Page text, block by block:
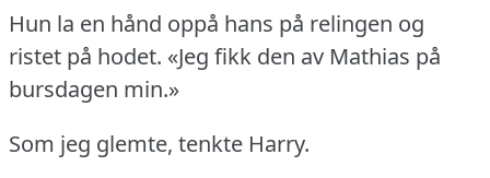
Hun la en hånd oppå hans på relingen og
ristet på hodet. «Jeg fikk den av Mathias på
bursdagen min.»
Som jeg glemte, tenkte Harry.